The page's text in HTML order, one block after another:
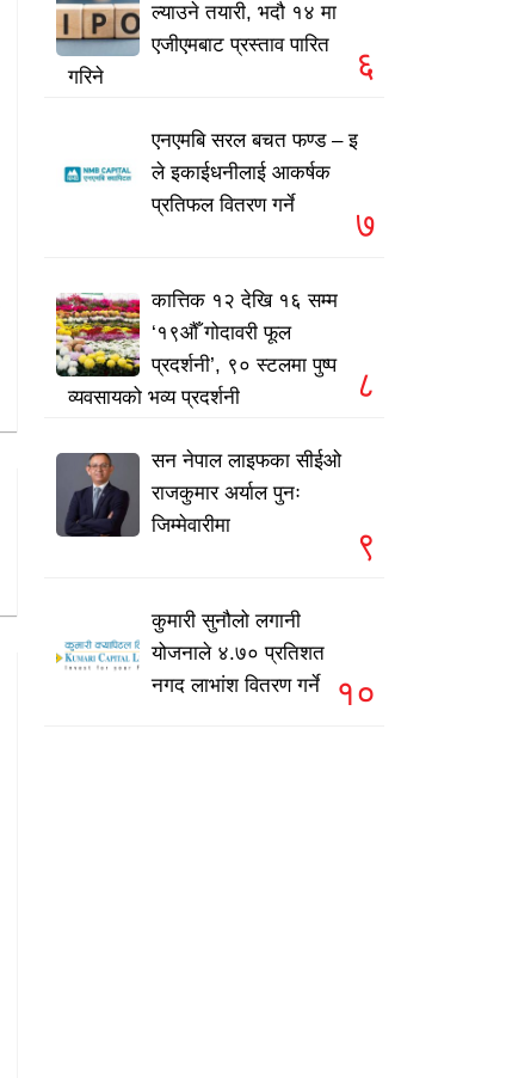
ल्याउने तयारी, भदौ १४ मा
एजीएमबाट प्रस्ताव पारित
गरिने
६
एनएमबि सरल बचत फण्ड – इ
ले इकाईधनीलाई आकर्षक
प्रतिफल वितरण गर्ने
७
कात्तिक १२ देखि १६ सम्म
‘१९औँ गोदावरी फूल
प्रदर्शनी’, ९० स्टलमा पुष्प
व्यवसायको भव्य प्रदर्शनी
८
सन नेपाल लाइफका सीईओ
राजकुमार अर्याल पुनः
जिम्मेवारीमा
९
कुमारी सुनौलो लगानी
योजनाले ४.७० प्रतिशत
नगद लाभांश वितरण गर्ने
१०